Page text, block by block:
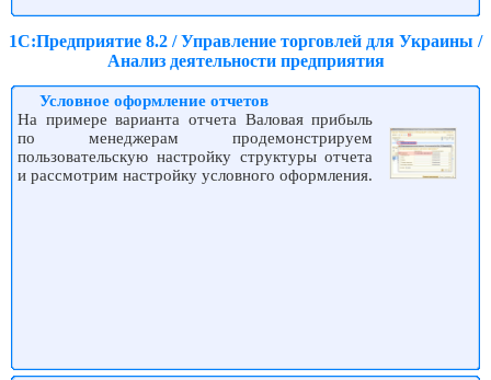
1С:Предприятие 8.2 / Управление торговлей для Украины /
Анализ деятельности предприятия
Условное оформление отчетов
На примере варианта отчета Валовая прибыль
по менеджерам продемонстрируем
пользовательскую настройку структуры отчета
и рассмотрим настройку условного оформления.